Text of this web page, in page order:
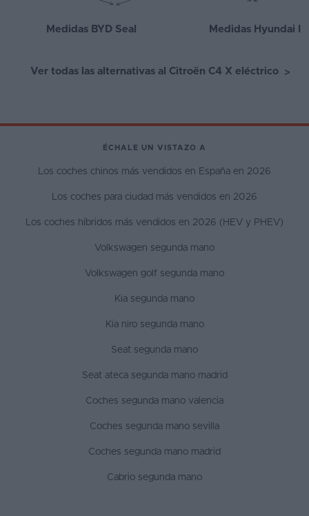
Medidas BYD Seal Medidas Hyundai
Ver todas las alternativas al Citroën C4 X eléctrico >
ÉCHALE UN VISTAZO A
Los coches chinos más vendidos en España en 2026
Los coches para ciudad más vendidos en 2026
Los coches híbridos más vendidos en 2026 (HEV y PHEV)
Volkswagen segunda mano
Volkswagen golf segunda mano
Kia segunda mano
Kia niro segunda mano
Seat segunda mano
Seat ateca segunda mano madrid
Coches segunda mano valencia
Coches segunda mano sevilla
Coches segunda mano madrid
Cabrio segunda mano